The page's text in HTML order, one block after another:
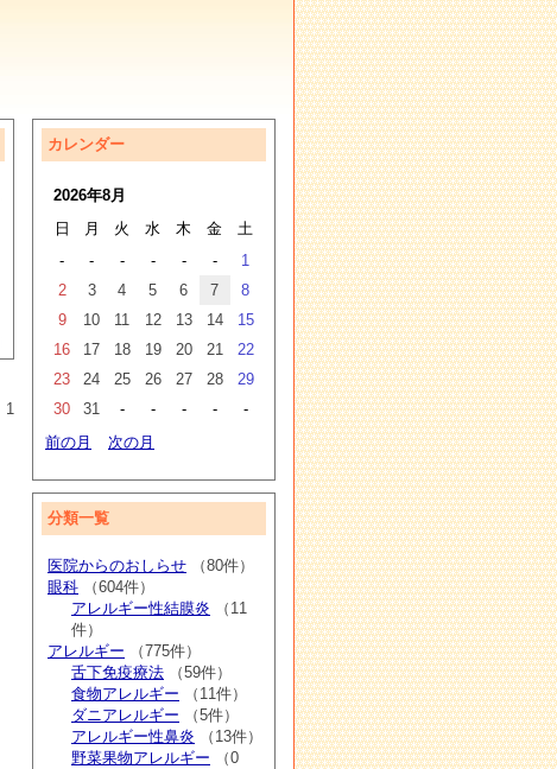
1
カレンダー
2026年8月
日
月 火 水 木 金
土
-
- - - - -
1
2
3 4 5 6 7
8
9
10 11 12 13 14
15
16
17 18 19 20 21
22
23
24 25 26 27 28
29
30
31 - - - -
-
前の月
次の月
分類一覧
医院からのおしらせ （80件）
眼科 （604件）
アレルギー性結膜炎 （11
件）
アレルギー （775件）
舌下免疫療法 （59件）
食物アレルギー （11件）
ダニアレルギー （5件）
アレルギー性鼻炎 （13件）
野菜果物アレルギー （0